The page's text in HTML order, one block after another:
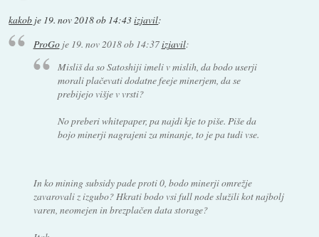
kakob je 19. nov 2018 ob 14:43izjavil:
ProGoje 19. nov 2018 ob 14:37izjavil:
Misliš da so Satoshiji imeli v mislih, da bodo userji
morali plačevati dodatne feeje minerjem, da se
prebijejo višje v vrsti?
No preberi whitepaper, pa najdi kje to piše. Piše da
bojo minerji nagrajeni za minanje, to je pa tudi vse.
In ko mining subsidy pade proti 0, bodo minerji omrežje
zavarovali z izgubo? Hkrati bodo vsi full node služili kot najbolj
varen, neomejen in brezplačen data storage?